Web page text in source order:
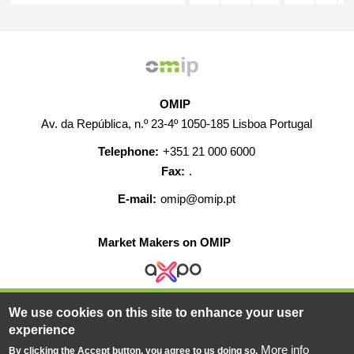
OMIP
Av. da República, n.º 23-4º 1050-185 Lisboa Portugal
Telephone: +351 21 000 6000
Fax: .
E-mail: omip@omip.pt
Market Makers on OMIP
HELP CONTACT CAREERS
WEB MAP
We use cookies on this site to enhance your user
experience
By clicking the Accept button, you agree to us doing so. More info